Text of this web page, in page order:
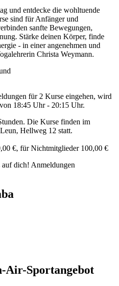
und entdecke die wohltuende
sind für Anfänger und
sanfte Bewegungen,
Stärke deinen Körper, finde
- in einer angenehmen und
Christa Weymann.
für 2 Kurse eingehen, wird
18:45 Uhr - 20:15 Uhr.
Die Kurse finden im
Hellweg 12 statt.
€, für Nichtmitglieder 100,00 €
dich! Anmeldungen
Air-Sportangebot